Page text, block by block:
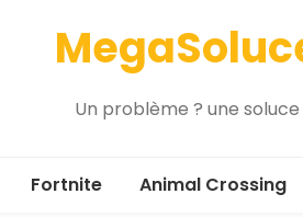
Un problème ? une soluce
Fortnite Animal Crossing